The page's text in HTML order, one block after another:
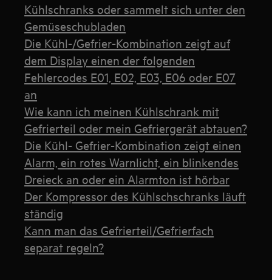
Kühlschranks oder sammelt sich unter den
Gemüseschubladen
Die Kühl-/Gefrier-Kombination zeigt auf
dem Display einen der folgenden
Fehlercodes E01, E02, E03, E06 oder E07
an
Wie kann ich meinen Kühlschrank mit
Gefrierteil oder mein Gefriergerät abtauen?
Die Kühl- Gefrier-Kombination zeigt einen
Alarm, ein rotes Warnlicht, ein blinkendes
Dreieck an oder ein Alarmton ist hörbar
Der Kompressor des Kühlschschranks läuft
ständig
Kann man das Gefrierteil/Gefrierfach
separat regeln?